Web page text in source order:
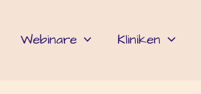
Webinare Kliniken